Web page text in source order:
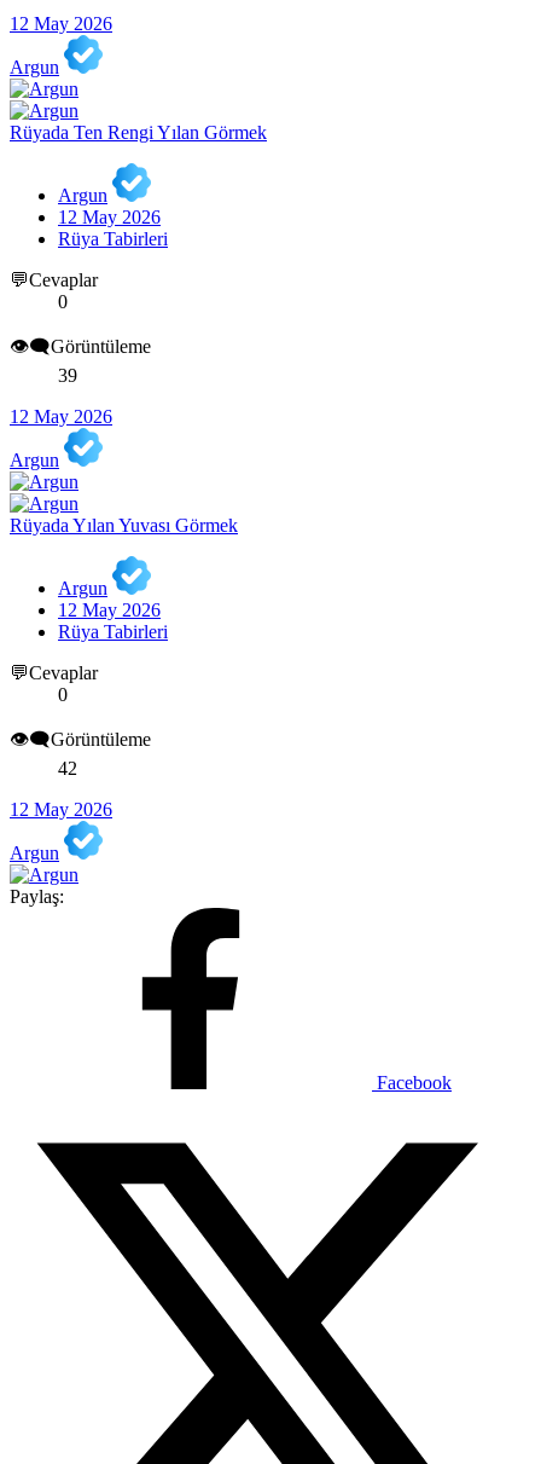
12 May 2026
Argun
Rüyada Ten Rengi Yılan Görmek
Argun
12 May 2026
Rüya Tabirleri
💬Cevaplar
0
👁️‍🗨️Görüntüleme
39
12 May 2026
Argun
Rüyada Yılan Yuvası Görmek
Argun
12 May 2026
Rüya Tabirleri
💬Cevaplar
0
👁️‍🗨️Görüntüleme
42
12 May 2026
Argun
Paylaş:
Facebook